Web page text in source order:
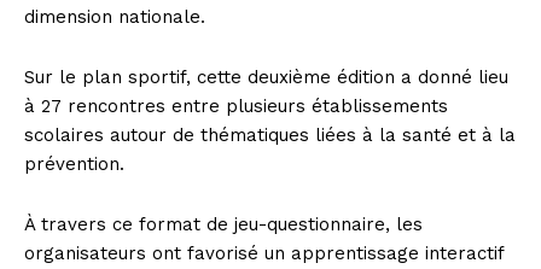
dimension nationale.
Sur le plan sportif, cette deuxième édition a donné lieu
à 27 rencontres entre plusieurs établissements
scolaires autour de thématiques liées à la santé et à la
prévention.
À travers ce format de jeu-questionnaire, les
organisateurs ont favorisé un apprentissage interactif